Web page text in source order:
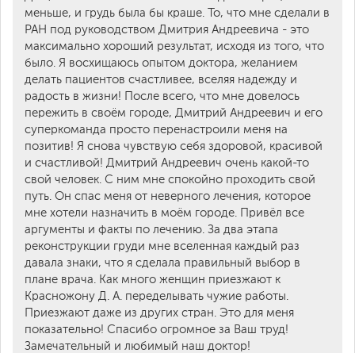
меньше, и грудь была бы краше. То, что мне сделали в
РАН под руководством Дмитрия Андреевича - это
максимально хороший результат, исходя из того, что
было. Я восхищаюсь опытом доктора, желанием
делать пациентов счастливее, вселяя надежду и
радость в жизни! После всего, что мне довелось
пережить в своём городе, Дмитрий Андреевич и его
суперкоманда просто перенастроили меня на
позитив! Я снова чувствую себя здоровой, красивой
и счастливой! Дмитрий Андреевич очень какой-то
свой человек. С ним мне спокойно проходить свой
путь. Он спас меня от неверного лечения, которое
мне хотели назначить в моём городе. Привёл все
аргументы и факты по лечению. За два этапа
реконструкции груди мне вселенная каждый раз
давала знаки, что я сделала правильный выбор в
плане врача. Как много женщин приезжают к
Красножону Д. А. переделывать чужие работы.
Приезжают даже из других стран. Это для меня
показательно! Спасибо огромное за Ваш труд!
Замечательный и любимый наш доктор!